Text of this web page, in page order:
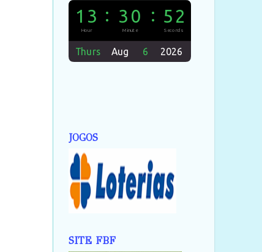
JOGOS
SITE FBF